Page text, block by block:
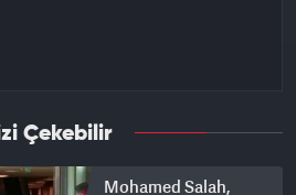
Çekebilir
Mohamed Salah,